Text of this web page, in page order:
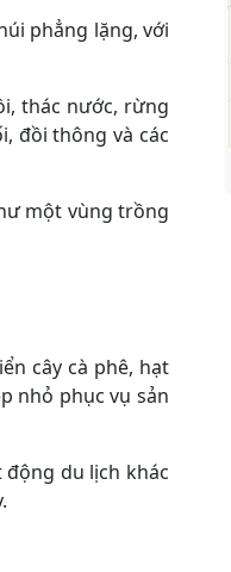
phẳng lặng, với
thác nước, rừng
đồi thông và các
một vùng trồng
cây cà phê, hạt
nhỏ phục vụ sản
du lịch khác